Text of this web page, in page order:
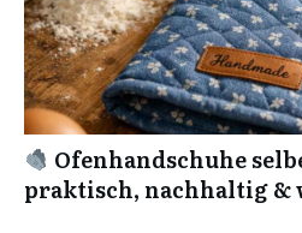
Ofenhandschuhe
praktisch, nachhaltig &